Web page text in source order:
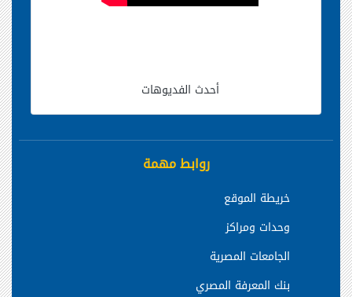
أحدث الفديوهات
روابط مهمة
خريطة الموقع
وحدات ومراكز
الجامعات المصرية
بنك المعرفة المصري